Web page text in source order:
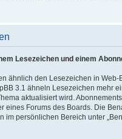
Lesezeichen und einem
ähnlich den Lesezeichen in
3.1 ähneln Lesezeichen mehr
aktualisiert wird.
eines Forums des Boards. Die
im persönlichen Bereich unter